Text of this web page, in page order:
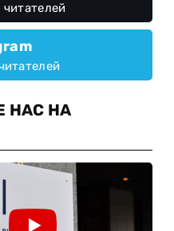
читателей
НАС НА